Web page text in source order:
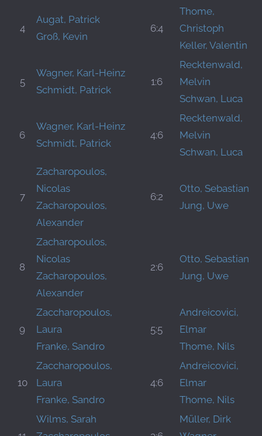
4
Augat, Patrick
Groß, Kevin
6:4
Thome,
Christoph
Keller, Valentin
5
Wagner, Karl-Heinz
Schmidt, Patrick
1:6
Recktenwald,
Melvin
Schwan, Luca
6
Wagner, Karl-Heinz
Schmidt, Patrick
4:6
Recktenwald,
Melvin
Schwan, Luca
7
Zacharopoulos,
Nicolas
Zacharopoulos,
Alexander
6:2
Otto, Sebastian
Jung, Uwe
8
Zacharopoulos,
Nicolas
Zacharopoulos,
Alexander
2:6
Otto, Sebastian
Jung, Uwe
9
Zaccharopoulos,
Laura
Franke, Sandro
5:5
Andreicovici,
Elmar
Thome, Nils
10
Zaccharopoulos,
Laura
Franke, Sandro
4:6
Andreicovici,
Elmar
Thome, Nils
Wilms, Sarah
Müller, Dirk